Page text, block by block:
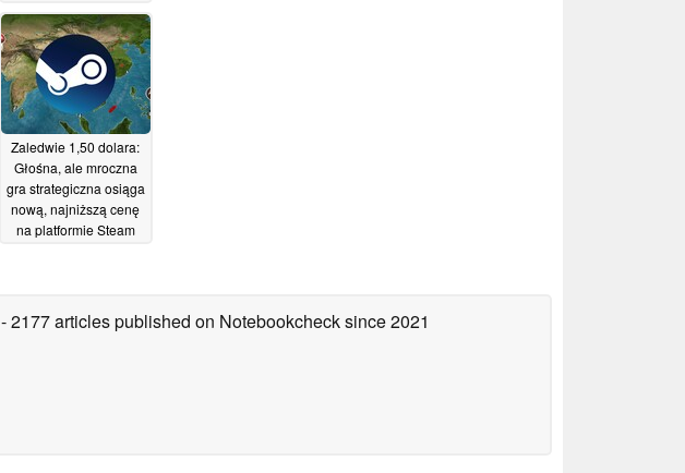
10/07/2026
Zaledwie 1,50 dolara:
Głośna, ale mroczna
gra strategiczna osiąga
nową, najniższą cenę
na platformie Steam
- 2177 articles published on Notebookchecksince 2021